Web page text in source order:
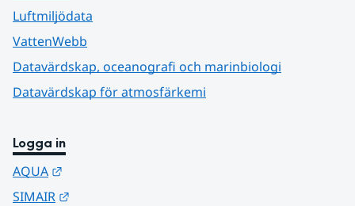
Luftmiljödata
VattenWebb
Datavärdskap, oceanografi och marinbiologi
Datavärdskap för atmosfärkemi
Logga in
AQUA
SIMAIR